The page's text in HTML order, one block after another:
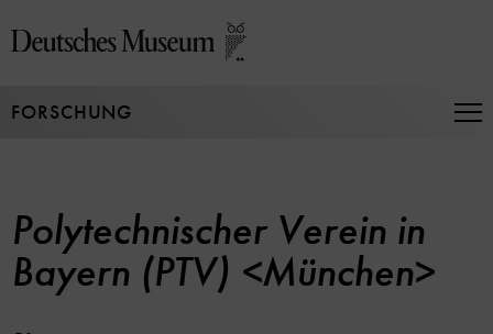
zum
FORSCHUNG
Polytechnischer Verein in
Bayern (PTV) <München>